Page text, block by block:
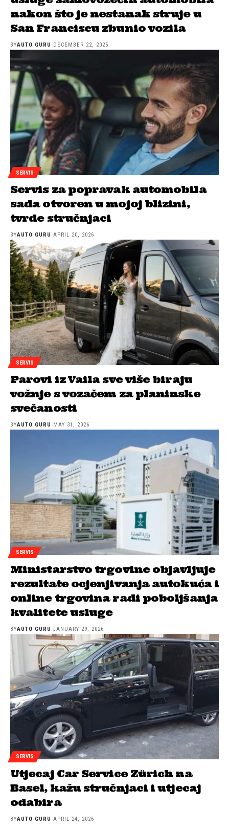
nakon što je nestanak struje u
San Franciscu zbunio vozila
BYAUTO GURU DECEMBER 22, 2025
SERVIS
Servis za popravak automobila
sada otvoren u mojoj blizini,
tvrde stručnjaci
BYAUTO GURU APRIL 20, 2026
SERVIS
Parovi iz Vaila sve više biraju
vožnje s vozačem za planinske
svečanosti
BYAUTO GURU MAY 31, 2026
SERVIS
Ministarstvo trgovine objavljuje
rezultate ocjenjivanja autokuća i
online trgovina radi poboljšanja
kvalitete usluge
BYAUTO GURU JANUARY 29, 2026
SERVIS
Utjecaj Car Service Zürich na
Basel, kažu stručnjaci i utjecaj
odabira
BYAUTO GURU APRIL 24, 2026